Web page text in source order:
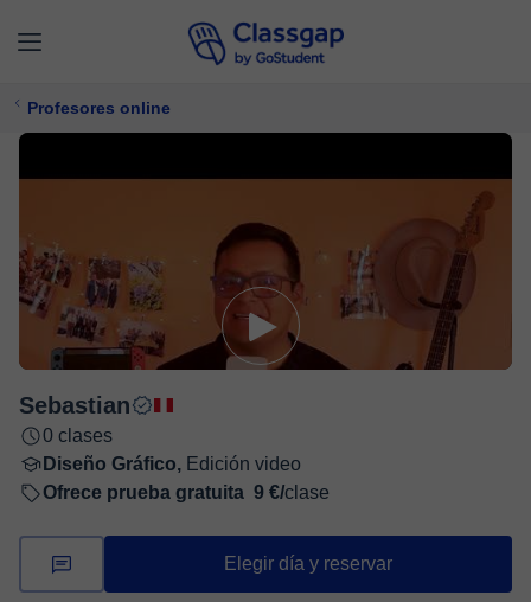
Profesores online
Sebastian
0 clases
Diseño Gráfico, Edición video
Ofrece prueba gratuita 9 €/clase
Elegir día y reservar